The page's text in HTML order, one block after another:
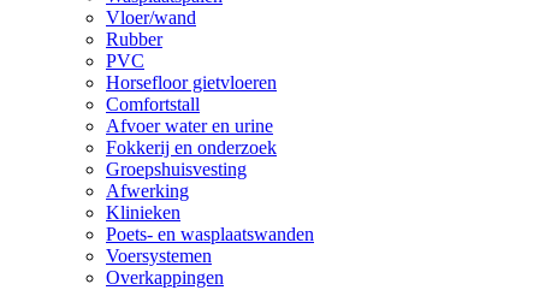
Vloer/wand
Rubber
PVC
Horsefloor gietvloeren
Comfortstall
Afvoer water en urine
Fokkerij en onderzoek
Groepshuisvesting
Afwerking
Klinieken
Poets- en wasplaatswanden
Voersystemen
Overkappingen